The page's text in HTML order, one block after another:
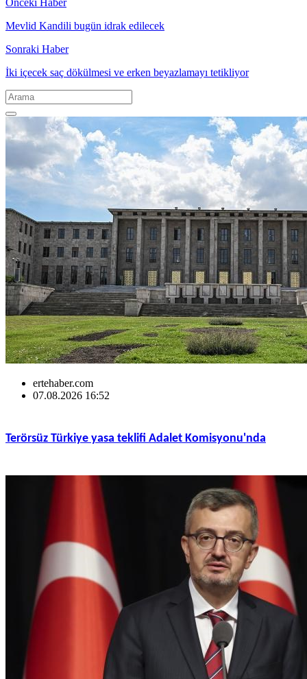
Önceki Haber
Mevlid Kandili bugün idrak edilecek
Sonraki Haber
İki içecek saç dökülmesi ve erken beyazlamayı tetikliyor
ertehaber.com
07.08.2026 16:52
Terörsüz Türkiye yasa teklifi Adalet Komisyonu'nda